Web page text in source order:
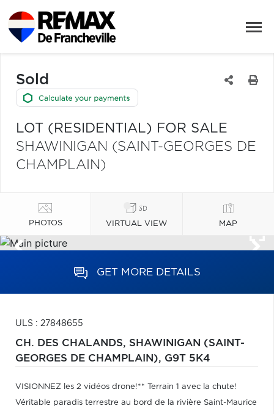
Sold
LOT (RESIDENTIAL) FOR SALE
SHAWINIGAN (SAINT-GEORGES DE
CHAMPLAIN)
PHOTOS VIRTUAL VIEW MAP
GET MORE DETAILS
ULS : 27848655
CH. DES CHALANDS, SHAWINIGAN (SAINT-
GEORGES DE CHAMPLAIN), G9T 5K4
VISIONNEZ les 2 vidéos drone!** Terrain 1 avec la chute!
Véritable paradis terrestre au bord de la rivière Saint-Maurice